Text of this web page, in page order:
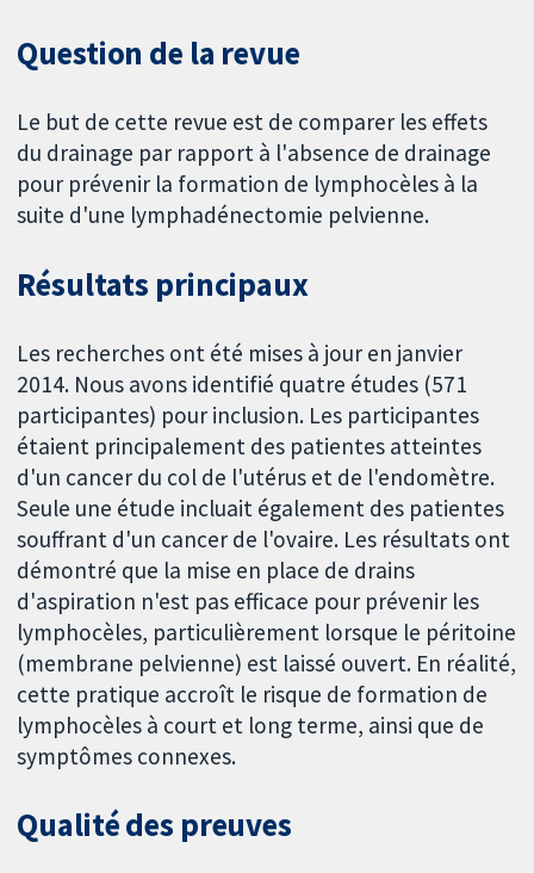
Question de la revue
Le but de cette revue est de comparer les effets
du drainage par rapport à l'absence de drainage
pour prévenir la formation de lymphocèles à la
suite d'une lymphadénectomie pelvienne.
Résultats principaux
Les recherches ont été mises à jour en janvier
2014. Nous avons identifié quatre études (571
participantes) pour inclusion. Les participantes
étaient principalement des patientes atteintes
d'un cancer du col de l'utérus et de l'endomètre.
Seule une étude incluait également des patientes
souffrant d'un cancer de l'ovaire. Les résultats ont
démontré que la mise en place de drains
d'aspiration n'est pas efficace pour prévenir les
lymphocèles, particulièrement lorsque le péritoine
(membrane pelvienne) est laissé ouvert. En réalité,
cette pratique accroît le risque de formation de
lymphocèles à court et long terme, ainsi que de
symptômes connexes.
Qualité des preuves